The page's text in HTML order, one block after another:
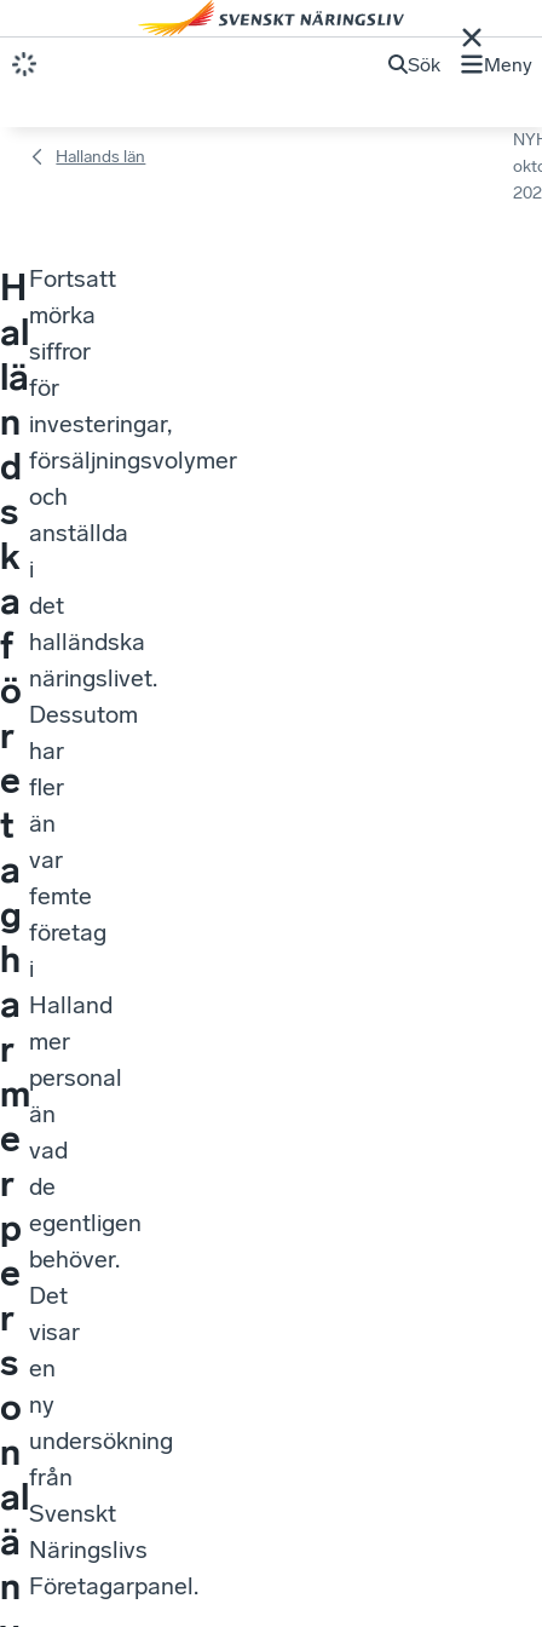
Sök Meny
Hallands län
H
al
lä
n
d
s
k
a
f
ö
r
e
t
a
g
h
a
r
m
e
r
p
e
r
s
o
n
al
ä
n
Fortsatt
mörka
siffror
för
investeringar,
försäljningsvolymer
och
anställda
i
det
halländska
näringslivet.
Dessutom
har
fler
än
var
femte
företag
i
Halland
mer
personal
än
vad
de
egentligen
behöver.
Det
visar
en
ny
undersökning
från
Svenskt
Näringslivs
Företagarpanel.